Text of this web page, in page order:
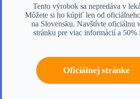
Tento výrobok sa nepredáva v
Môžete si ho kúpiť len od
na Slovensku. Navštívte oficiálnu
stránku pre viac informácií a
Oficiálnej stránke